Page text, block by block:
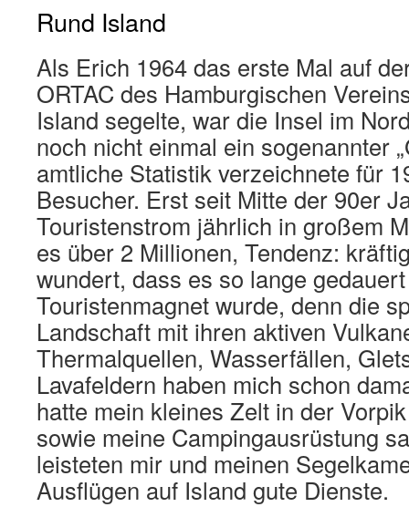
Rund Island
Als Erich 1964 das erste Mal auf
ORTAC des Hamburgischen
Island segelte, war die Insel im
noch nicht einmal ein sogenannter
amtliche Statistik verzeichnete für
Besucher. Erst seit Mitte der 90er
Touristenstrom jährlich in großem
es über 2 Millionen, Tendenz:
wundert, dass es so lange
Touristenmagnet wurde, denn die
Landschaft mit ihren aktiven
Thermalquellen, Wasserfällen,
Lavafeldern haben mich schon
hatte mein kleines Zelt in der
sowie meine Campingausrüstung
leisteten mir und meinen
Ausflügen auf Island gute Dienste.